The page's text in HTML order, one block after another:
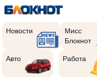
Новости
Мисс
Блокнот
Авто Работа